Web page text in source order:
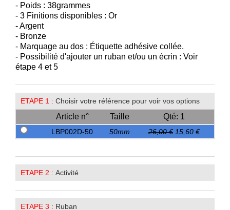
- Poids : 38grammes
- 3 Finitions disponibles : Or
- Argent
- Bronze
- Marquage au dos : Étiquette adhésive collée.
- Possibilité d'ajouter un ruban et/ou un écrin : Voir
étape 4 et 5
ETAPE 1 : Choisir votre référence pour voir vos options
Article n° Taille Qté: 1
LBP002D-50 50mm 26,00 € 15,60 €
ETAPE 2 : Activité
ETAPE 3 : Ruban